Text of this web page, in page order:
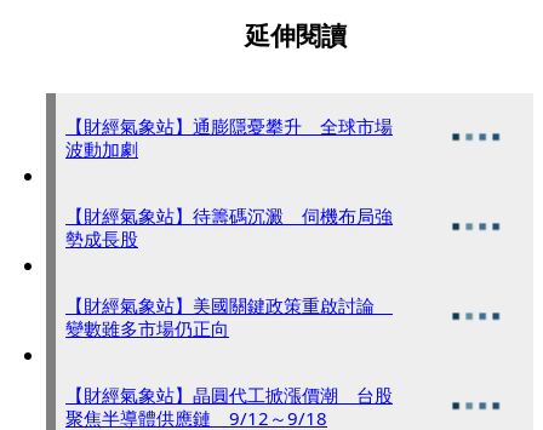
延伸閱讀
【財經氣象站】通膨隱憂攀升 全球市場
波動加劇
【財經氣象站】待籌碼沉澱 伺機布局強
勢成長股
【財經氣象站】美國關鍵政策重啟討論
變數雖多市場仍正向
【財經氣象站】晶圓代工掀漲價潮 台股
聚焦半導體供應鏈 9/12～9/18